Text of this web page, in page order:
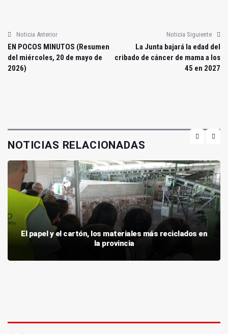
Noticia Anterior
EN POCOS MINUTOS (Resumen
del miércoles, 20 de mayo de
2026)
Noticia Siguiente
La Junta bajará la edad del
cribado de cáncer de mama a los
45 en 2027
NOTICIAS RELACIONADAS
El papel y el cartón, los materiales más reciclados en
la provincia